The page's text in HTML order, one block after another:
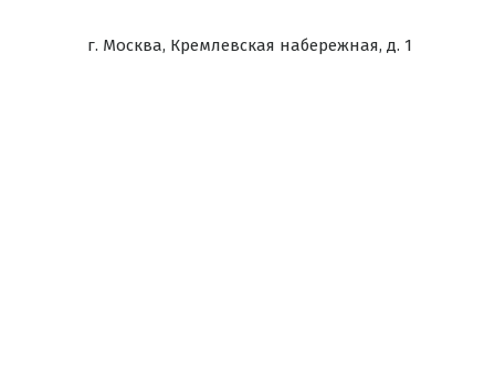
г. Москва, Кремлевская набережная, д. 1